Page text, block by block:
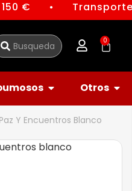
€ ●
0
Otros
Y Encuentros Blanco